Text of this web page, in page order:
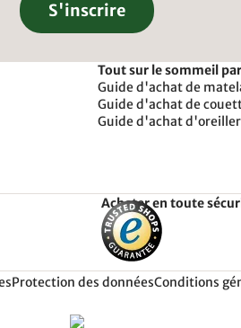
S'inscrire
Tout sur le sommeil
Guide d'achat de
Guide d'achat de
Guide d'achat
Acheter en toute
Protection des donnéesConditions